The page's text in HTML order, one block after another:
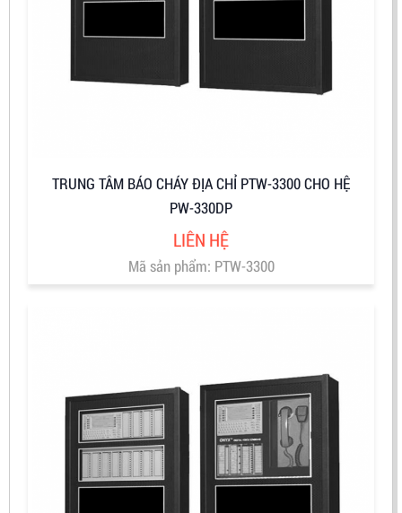
TRUNG TÂM BÁO CHÁY ĐỊA CHỈ PTW-3300 CHO HỆ
PW-330DP
LIÊN HỆ
Mã sản phẩm: PTW-3300